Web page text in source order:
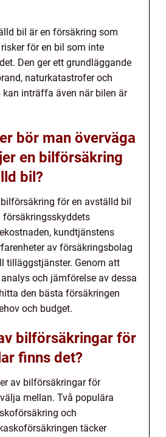
bil är en försäkring som
för en bil som inte
Den ger ett grundläggande
naturkatastrofer och
kan inträffa även när bilen är
bör man överväga
en bilförsäkring
bil?
för en avställd bil
försäkringsskyddets
kundtjänstens
av försäkringsbolag
tilläggstjänster. Genom att
och jämförelse av dessa
den bästa försäkringen
och budget.
bilförsäkringar för
finns det?
av bilförsäkringar för
mellan. Två populära
och
täcker